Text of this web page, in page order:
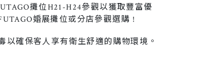
攤位H21-H24參觀以獲取豐富優
婚展攤位或分店參觀選購 !
以確保客人享有衛生舒適的購物環境。